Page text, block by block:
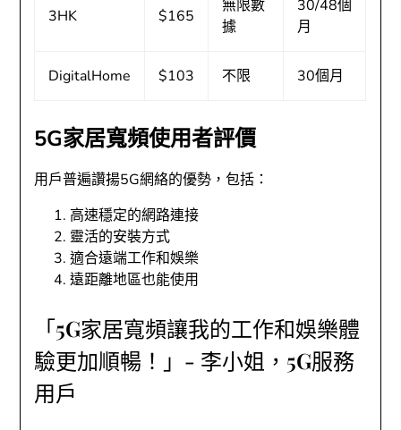
3HK $165
無限數
據
30/48個
月
DigitalHome $103 不限 30個月
5G家居寬頻使用者評價
用戶普遍讚揚5G網絡的優勢，包括：
高速穩定的網路連接
靈活的安裝方式
適合遠端工作和娛樂
遠距離地區也能使用
「5G家居寬頻讓我的工作和娛樂體
驗更加順暢！」- 李小姐，5G服務
用戶